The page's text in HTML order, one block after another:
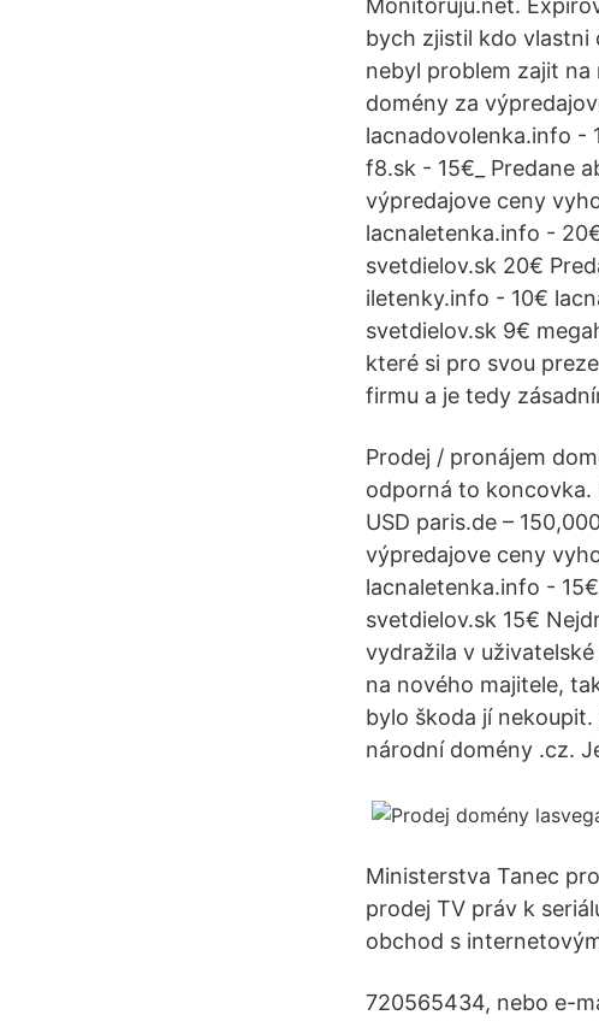
Monitoruju.net.
bych zjistil kdo vlastni
nebyl problem zajit
domény za
lacnadovolenka.info -
f8.sk - 15€_ Predane
výpredajove ceny
lacnaletenka.info -
svetdielov.sk 20€
iletenky.info - 10€
svetdielov.sk 9€
které si pro svou
firmu a je tedy
Prodej / pronájem
odporná to koncovka.
USD paris.de –
výpredajove ceny
lacnaletenka.info -
svetdielov.sk 15€
vydražila v
na nového majitele,
bylo škoda jí
národní domény .cz.
Ministerstva Tanec
prodej TV práv k
obchod s
720565434, nebo e-